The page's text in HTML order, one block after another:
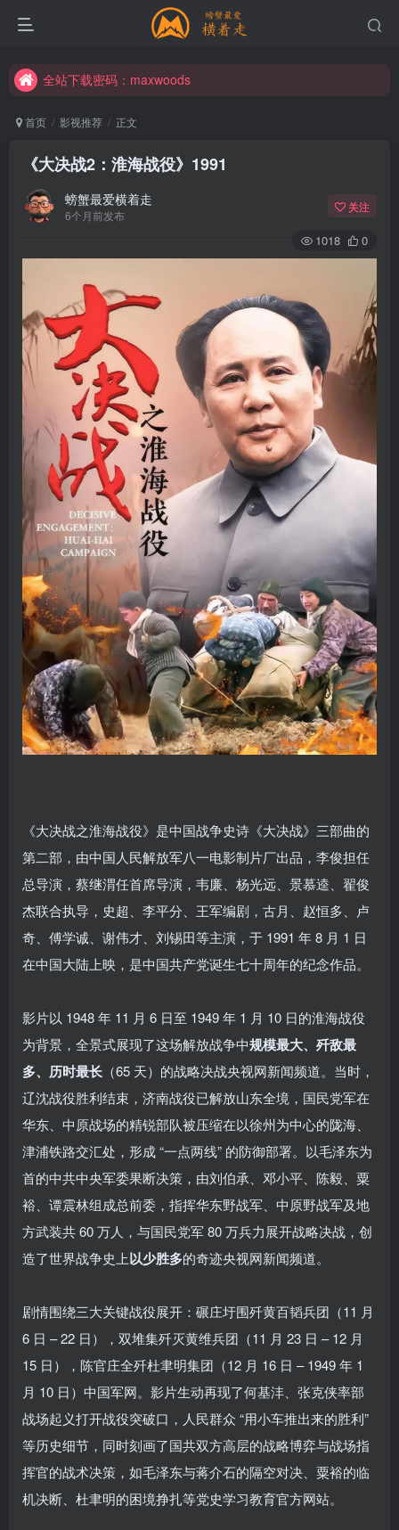
全站下载密码：maxwoods
全站下载密码：maxwoods
首页 影视推荐 正文
《大决战2：淮海战役》1991
螃蟹最爱横着走
6个月前发布
关注
1018 0
《大决战之淮海战役》是中国战争史诗《大决战》三部曲的
第二部，由中国人民解放军八一电影制片厂出品，李俊担任
总导演，蔡继渭任首席导演，韦廉、杨光远、景慕逵、翟俊
杰联合执导，史超、李平分、王军编剧，古月、赵恒多、卢
奇、傅学诚、谢伟才、刘锡田等主演，于 1991 年 8 月 1 日
在中国大陆上映，是中国共产党诞生七十周年的纪念作品。
影片以 1948 年 11 月 6 日至 1949 年 1 月 10 日的淮海战役
为背景，全景式展现了这场解放战争中规模最大、歼敌最
多、历时最长 （65 天）的战略决战央视网新闻频道。当时，
辽沈战役胜利结束，济南战役已解放山东全境，国民党军在
华东、中原战场的精锐部队被压缩在以徐州为中心的陇海、
津浦铁路交汇处，形成 “一点两线” 的防御部署。以毛泽东为
首的中共中央军委果断决策，由刘伯承、邓小平、陈毅、粟
裕、谭震林组成总前委，指挥华东野战军、中原野战军及地
方武装共 60 万人，与国民党军 80 万兵力展开战略决战，创
造了世界战争史上以少胜多的奇迹央视网新闻频道。
剧情围绕三大关键战役展开：碾庄圩围歼黄百韬兵团（11 月
6 日 – 22 日），双堆集歼灭黄维兵团（11 月 23 日 – 12 月
15 日），陈官庄全歼杜聿明集团（12 月 16 日 – 1949 年 1
月 10 日）中国军网。影片生动再现了何基沣、张克侠率部
战场起义打开战役突破口，人民群众 “用小车推出来的胜利”
等历史细节，同时刻画了国共双方高层的战略博弈与战场指
挥官的战术决策，如毛泽东与蒋介石的隔空对决、粟裕的临
机决断、杜聿明的困境挣扎等党史学习教育官方网站。